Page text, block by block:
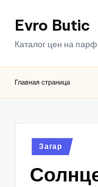
ПерейтиEvro Butic
Каталог цен на
Главная страница
Опубликовано
в
Загар